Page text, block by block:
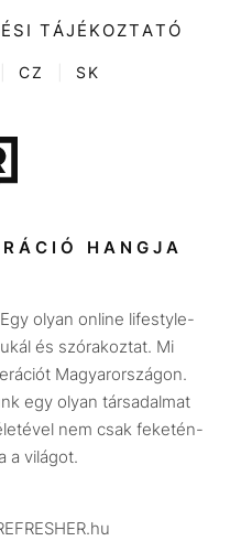
TÁJÉKOZTATÓ
CZ SK
HANGJA
Egy olyan online lifestyle-
és szórakoztat. Mi
Magyarországon.
egy olyan társadalmat
nem csak feketén-
a világot.